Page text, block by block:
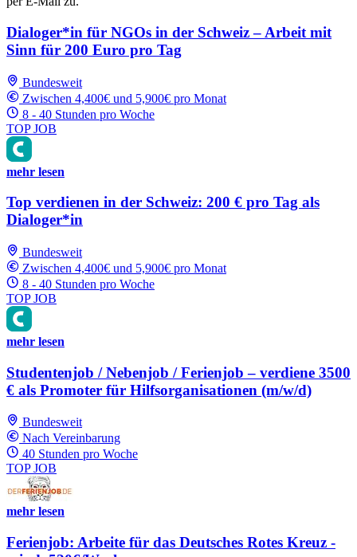
Dialoger*in für NGOs in der Schweiz – Arbeit mit
Sinn für 200 Euro pro Tag
Bundesweit
Zwischen 4,400€ und 5,900€ pro Monat
8 - 40 Stunden pro Woche
TOP JOB
mehr lesen
Top verdienen in der Schweiz: 200 € pro Tag als
Dialoger*in
Bundesweit
Zwischen 4,400€ und 5,900€ pro Monat
8 - 40 Stunden pro Woche
TOP JOB
mehr lesen
Studentenjob / Nebenjob / Ferienjob – verdiene 3500
€ als Promoter für Hilfsorganisationen (m/w/d)
Bundesweit
Nach Vereinbarung
40 Stunden pro Woche
TOP JOB
mehr lesen
Ferienjob: Arbeite für das Deutsches Rotes Kreuz -